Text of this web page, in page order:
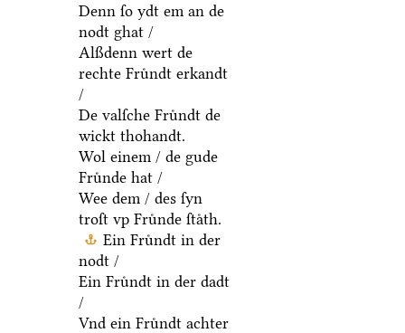
Denn ſo ydt em an de
nodt ghat /
Alßdenn wert de
rechte Fruͤndt erkandt
/
De valſche Fruͤndt de
wickt thohandt.
Wol einem / de gude
Fruͤnde hat /
Wee dem / des ſyn
troſt vp Fruͤnde ſtaͤth.
Ein Fruͤndt in der
nodt /
Ein Fruͤndt in der dadt
/
Vnd ein Fruͤndt achter